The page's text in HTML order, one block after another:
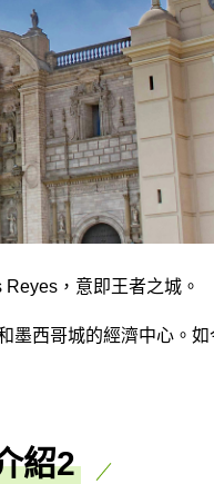
，意即王者之城。
墨西哥城的經濟中心。
紹2